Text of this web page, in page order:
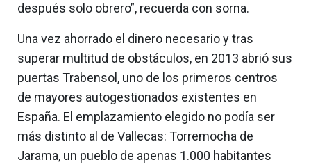
después solo obrero”, recuerda con sorna.
Una vez ahorrado el dinero necesario y tras
superar multitud de obstáculos, en 2013 abrió sus
puertas Trabensol, uno de los primeros centros
de mayores autogestionados existentes en
España. El emplazamiento elegido no podía ser
más distinto al de Vallecas: Torremocha de
Jarama, un pueblo de apenas 1.000 habitantes